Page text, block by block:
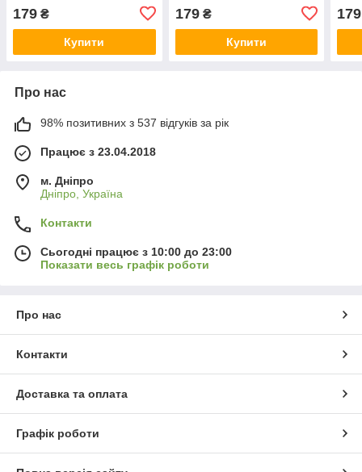
179 ₴
Купити
179₴
Купити
179
Про нас
98% позитивних з 537 відгуків за рік
Працює з 23.04.2018
м. Дніпро
Дніпро, Україна
Контакти
Сьогодні працює з 10:00 до 23:00
Показати весь графік роботи
Про нас
Контакти
Доставка та оплата
Графік роботи